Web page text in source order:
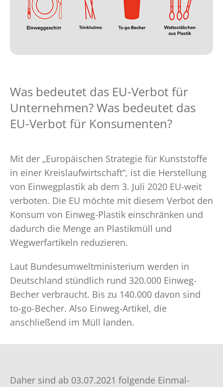
Was bedeutet das EU-Verbot für
Unternehmen? Was bedeutet das
EU-Verbot für Konsumenten?
Mit der „Europäischen Strategie für Kunststoffe
in einer Kreislaufwirtschaft“, ist die Herstellung
von Einwegplastik ab dem 3. Juli 2020 EU-weit
verboten. Die EU möchte mit diesem Verbot den
Konsum von Einweg-Plastik einschränken und
dadurch die Menge an Plastikmüll und
Wegwerfartikeln reduzieren.
Laut Bundesumweltministerium werden in
Deutschland stündlich rund 320.000 Einweg-
Becher verbraucht. Bis zu 140.000 davon sind
to-go-Becher. Also Einweg-Artikel, die
anschließend im Müll landen.
Daher sind ab 03.07.2021 folgende Einmal-